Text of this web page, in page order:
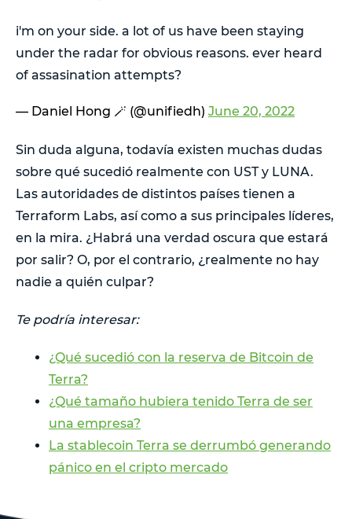
i'm on your side. a lot of us have been staying
under the radar for obvious reasons. ever heard
of assasination attempts?
— Daniel Hong 🪄 (@unifiedh) June 20, 2022
Sin duda alguna, todavía existen muchas dudas
sobre qué sucedió realmente con UST y LUNA.
Las autoridades de distintos países tienen a
Terraform Labs, así como a sus principales líderes,
en la mira. ¿Habrá una verdad oscura que estará
por salir? O, por el contrario, ¿realmente no hay
nadie a quién culpar?
Te podría interesar:
¿Qué sucedió con la reserva de Bitcoin de
Terra?
¿Qué tamaño hubiera tenido Terra de ser
una empresa?
La stablecoin Terra se derrumbó generando
pánico en el cripto mercado